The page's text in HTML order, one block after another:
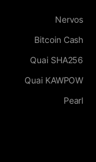
Nervos
Bitcoin Cash
Quai SHA256
Quai KAWPOW
Pearl